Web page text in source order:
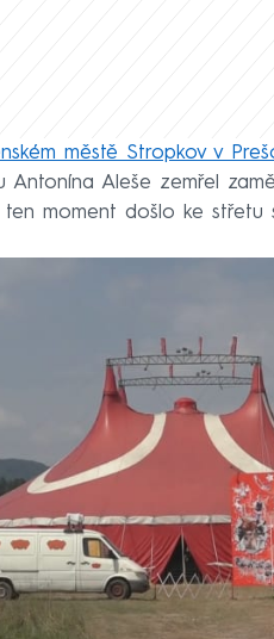
městě Stropkov v
Antonína Aleše zemřel
moment došlo ke střetu